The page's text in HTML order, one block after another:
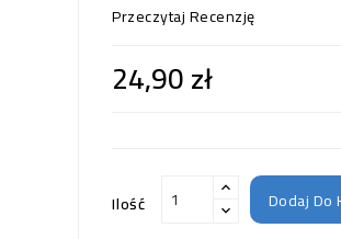
Przeczytaj Recenzję
24,90 zł
Ilość Dodaj Do